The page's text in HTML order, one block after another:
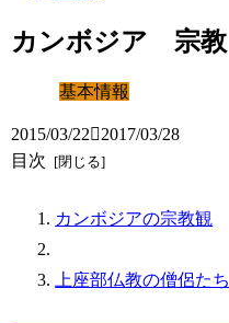
カンボジア 宗教
基本情報
2015/03/22
2017/03/28
目次
カンボジアの宗教観
上座部仏教の僧侶たち